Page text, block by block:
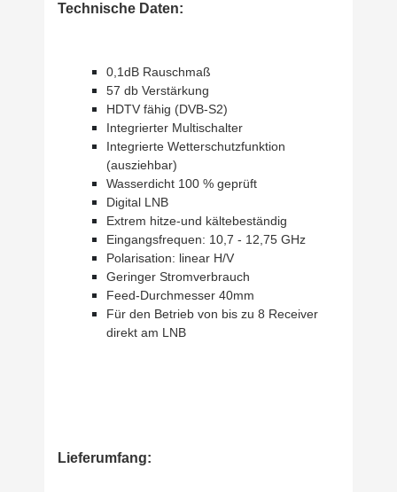
Technische Daten:
0,1dB Rauschmaß
57 db Verstärkung
HDTV fähig (DVB-S2)
Integrierter Multischalter
Integrierte Wetterschutzfunktion
(ausziehbar)
Wasserdicht 100 % geprüft
Digital LNB
Extrem hitze-und kältebeständig
Eingangsfrequen: 10,7 - 12,75 GHz
Polarisation: linear H/V
Geringer Stromverbrauch
Feed-Durchmesser 40mm
Für den Betrieb von bis zu 8 Receiver
direkt am LNB
Lieferumfang: